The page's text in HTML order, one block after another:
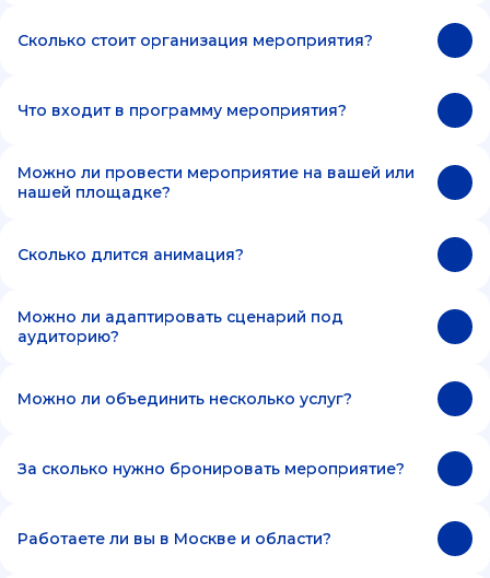
Сколько стоит организация мероприятия?
Что входит в программу мероприятия?
Можно ли провести мероприятие на вашей или
нашей площадке?
Сколько длится анимация?
Можно ли адаптировать сценарий под
аудиторию?
Можно ли объединить несколько услуг?
За сколько нужно бронировать мероприятие?
Работаете ли вы в Москве и области?